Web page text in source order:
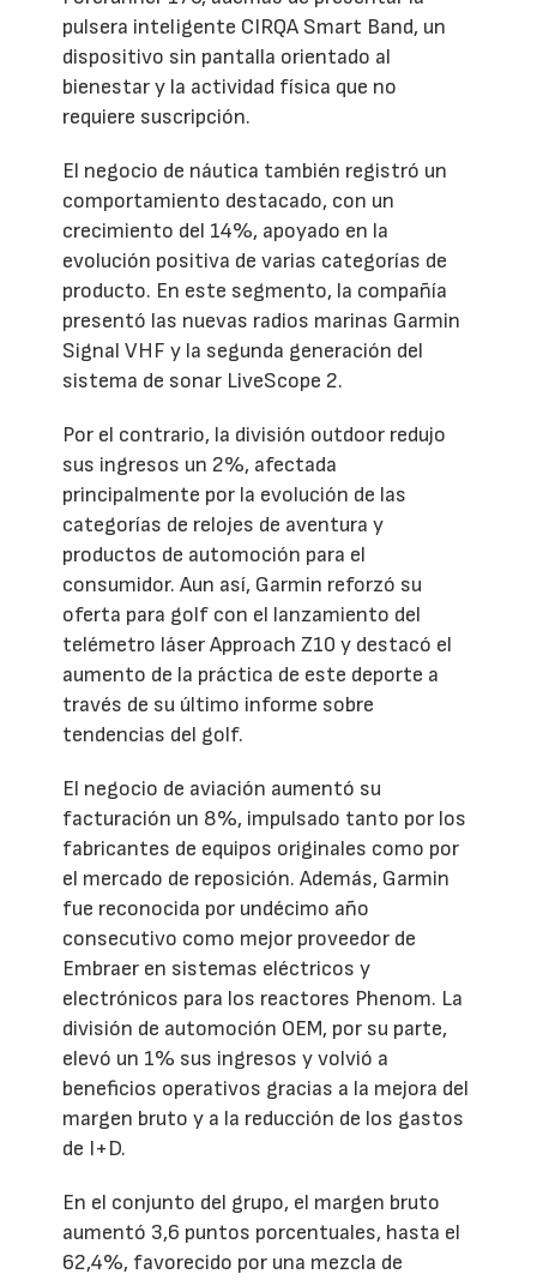
pulsera inteligente CIRQA Smart Band, un
dispositivo sin pantalla orientado al
bienestar y la actividad física que no
requiere suscripción.
El negocio de náutica también registró un
comportamiento destacado, con un
crecimiento del 14%, apoyado en la
evolución positiva de varias categorías de
producto. En este segmento, la compañía
presentó las nuevas radios marinas Garmin
Signal VHF y la segunda generación del
sistema de sonar LiveScope 2.
Por el contrario, la división outdoor redujo
sus ingresos un 2%, afectada
principalmente por la evolución de las
categorías de relojes de aventura y
productos de automoción para el
consumidor. Aun así, Garmin reforzó su
oferta para golf con el lanzamiento del
telémetro láser Approach Z10 y destacó el
aumento de la práctica de este deporte a
través de su último informe sobre
tendencias del golf.
El negocio de aviación aumentó su
facturación un 8%, impulsado tanto por los
fabricantes de equipos originales como por
el mercado de reposición. Además, Garmin
fue reconocida por undécimo año
consecutivo como mejor proveedor de
Embraer en sistemas eléctricos y
electrónicos para los reactores Phenom. La
división de automoción OEM, por su parte,
elevó un 1% sus ingresos y volvió a
beneficios operativos gracias a la mejora del
margen bruto y a la reducción de los gastos
de I+D.
En el conjunto del grupo, el margen bruto
aumentó 3,6 puntos porcentuales, hasta el
62,4%, favorecido por una mezcla de